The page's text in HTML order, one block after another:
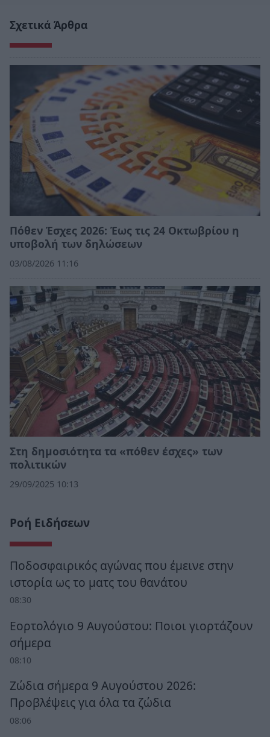
Σχετικά Άρθρα
Πόθεν Έσχες 2026: Έως τις 24 Οκτωβρίου η
υποβολή των δηλώσεων
03/08/2026 11:16
Στη δημοσιότητα τα «πόθεν έσχες» των
πολιτικών
29/09/2025 10:13
Ροή Ειδήσεων
Ποδοσφαιρικός αγώνας που έμεινε στην
ιστορία ως το ματς του θανάτου
08:30
Εορτολόγιο 9 Αυγούστου: Ποιοι γιορτάζουν
σήμερα
08:10
Ζώδια σήμερα 9 Αυγούστου 2026:
Προβλέψεις για όλα τα ζώδια
08:06